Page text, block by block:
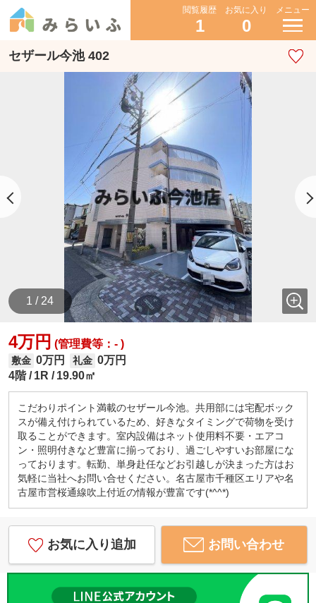
閲覧履歴
1
お気に入り
0
メニュー
セザール今池 402
1 / 24
4万円 (管理費等：- )
敷金 0万円 礼金 0万円
4階
1R 19.90㎡
こだわりポイント満載のセザール今池。共用部には宅配ボック
スが備え付けられているため、好きなタイミングで荷物を受け
取ることができます。室内設備はネット使用料不要・エアコ
ン・照明付きなど豊富に揃っており、過ごしやすいお部屋にな
っております。転勤、単身赴任などお引越しが決まった方はお
気軽に当社へお問い合せください。名古屋市千種区エリアや名
古屋市営桜通線吹上付近の情報が豊富です(*^^*)
お気に入り追加 お問い合わせ